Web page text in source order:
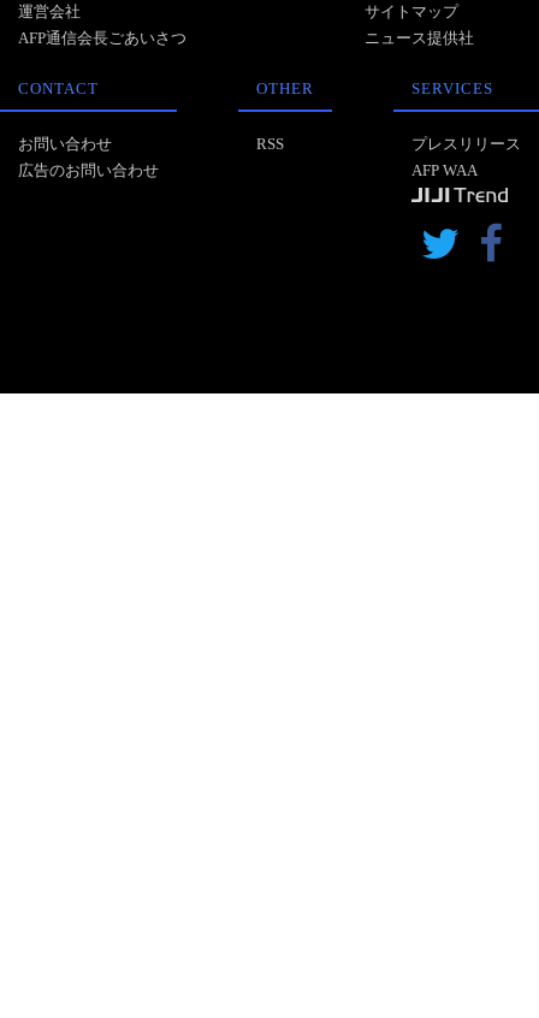
運営会社
AFP通信会長ごあいさつ
サイトマップ
ニュース提供社
CONTACT
お問い合わせ
広告のお問い合わせ
OTHER
RSS
SERVICES
プレスリリース
AFP WAA